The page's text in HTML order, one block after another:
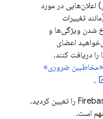
در مورد
تغییرات
شدن ویژگی‌ها و
اعضای
دریافت کنند،
«مخاطبین ضروری»
.
پس از اینکه مالک(گان) یک پروژه Firebase را تعیین کردید،
است.